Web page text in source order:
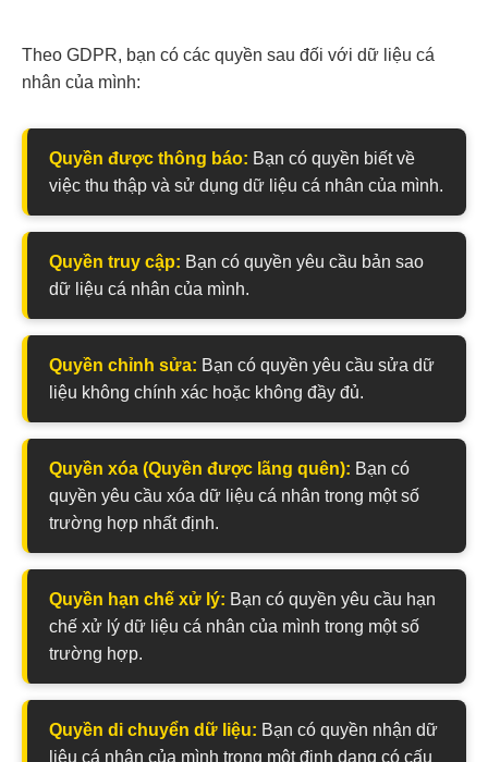
Theo GDPR, bạn có các quyền sau đối với dữ liệu cá
nhân của mình:
Quyền được thông báo: Bạn có quyền biết về
việc thu thập và sử dụng dữ liệu cá nhân của mình.
Quyền truy cập: Bạn có quyền yêu cầu bản sao
dữ liệu cá nhân của mình.
Quyền chỉnh sửa: Bạn có quyền yêu cầu sửa dữ
liệu không chính xác hoặc không đầy đủ.
Quyền xóa (Quyền được lãng quên): Bạn có
quyền yêu cầu xóa dữ liệu cá nhân trong một số
trường hợp nhất định.
Quyền hạn chế xử lý: Bạn có quyền yêu cầu hạn
chế xử lý dữ liệu cá nhân của mình trong một số
trường hợp.
Quyền di chuyển dữ liệu: Bạn có quyền nhận dữ
liệu cá nhân của mình trong một định dạng có cấu